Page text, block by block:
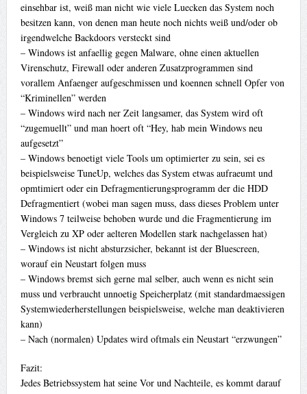
einsehbar ist, weiß man nicht wie viele Luecken das System noch
besitzen kann, von denen man heute noch nichts weiß und/oder ob
irgendwelche Backdoors versteckt sind
– Windows ist anfaellig gegen Malware, ohne einen aktuellen
Virenschutz, Firewall oder anderen Zusatzprogrammen sind
vorallem Anfaenger aufgeschmissen und koennen schnell Opfer von
“Kriminellen” werden
– Windows wird nach ner Zeit langsamer, das System wird oft
“zugemuellt” und man hoert oft “Hey, hab mein Windows neu
aufgesetzt”
– Windows benoetigt viele Tools um optimierter zu sein, sei es
beispielsweise TuneUp, welches das System etwas aufraeumt und
opmtimiert oder ein Defragmentierungsprogramm der die HDD
Defragmentiert (wobei man sagen muss, dass dieses Problem unter
Windows 7 teilweise behoben wurde und die Fragmentierung im
Vergleich zu XP oder aelteren Modellen stark nachgelassen hat)
– Windows ist nicht absturzsicher, bekannt ist der Bluescreen,
worauf ein Neustart folgen muss
– Windows bremst sich gerne mal selber, auch wenn es nicht sein
muss und verbraucht unnoetig Speicherplatz (mit standardmaessigen
Systemwiederherstellungen beispielsweise, welche man deaktivieren
kann)
– Nach (normalen) Updates wird oftmals ein Neustart “erzwungen”
Fazit:
Jedes Betriebssystem hat seine Vor und Nachteile, es kommt darauf